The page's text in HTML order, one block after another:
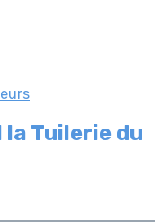
Tuilerie du